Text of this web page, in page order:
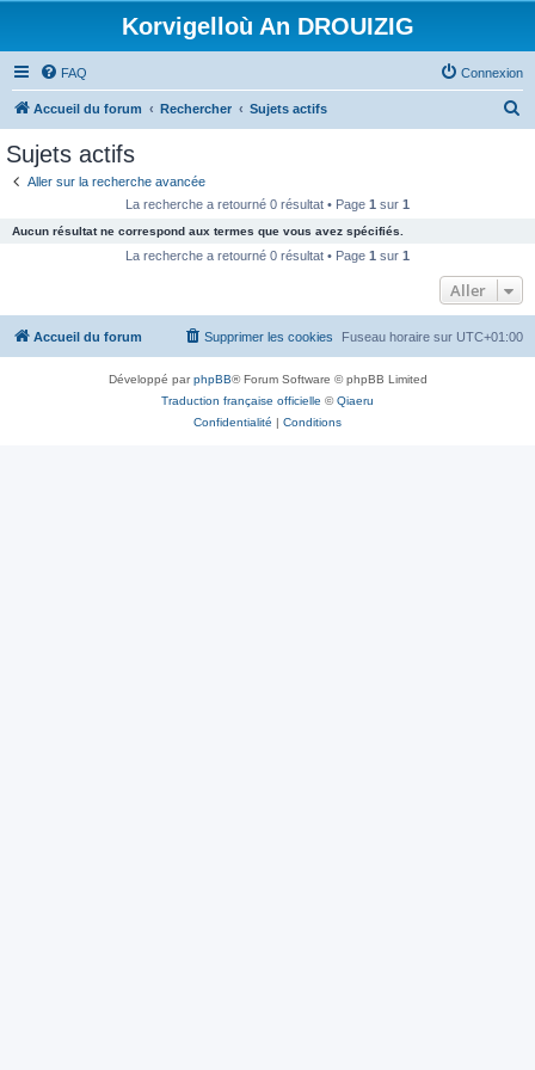
Korvigelloù An DROUIZIG
FAQ Connexion
Accueil du forum Rechercher Sujets actifs
c
e
Sujets actifs
Aller sur la recherche avancée
La recherche a retourné 0 résultat • Page 1 sur 1
Aucun résultat ne correspond aux termes que vous avez spécifiés.
La recherche a retourné 0 résultat • Page 1 sur 1
Aller
Accueil du forum Fuseau horaire sur UTC+01:00
Supprimer les cookies
Développé parphpBB® Forum Software © phpBB Limited
Traduction française officielle ©Qiaeru
Confidentialité | Conditions